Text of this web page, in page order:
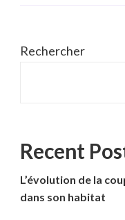
Rechercher
Recent
L’évolution de la
dans son habitat